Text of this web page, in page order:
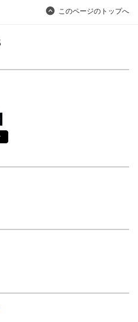
このページのトップへ